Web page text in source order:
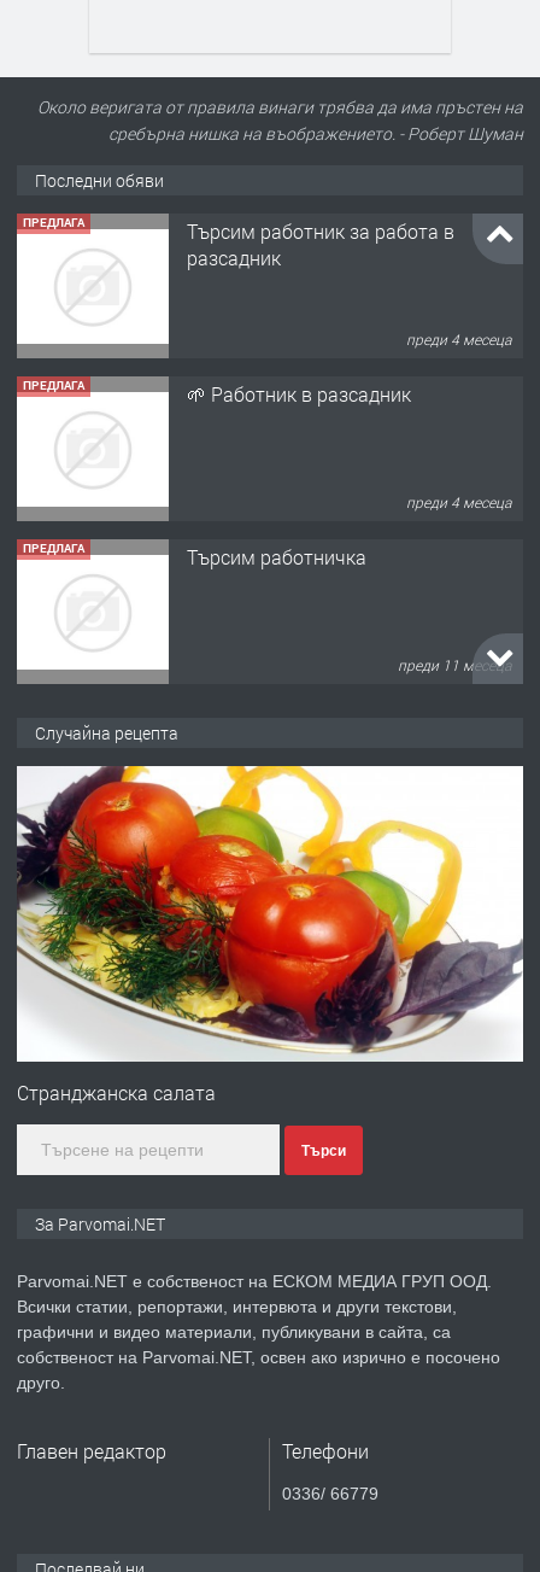
Около веригата от правила винаги трябва да има пръстен на
сребърна нишка на въображението. - Роберт Шуман
Последни обяви
ПРЕДЛАГА
Търсим работник за работа в
разсадник
преди 4 месеца
ПРЕДЛАГА 🌱 Работник в разсадник
преди 4 месеца
ПРЕДЛАГА Търсим работничка
преди 11 месеца
преди 1 година
ПРЕДЛАГА Работа за общи работници
преди 1 година
Първи поход "По стъпките на Ангел
преди 1 година
ПРЕДЛАГА Уроци по Математика
Случайна рецепта
Странджанска салата
Търси
За Parvomai.NET
Parvomai.NET е собственост на ЕСКОМ МЕДИА ГРУП ООД.
Всички статии, репортажи, интервюта и други текстови,
графични и видео материали, публикувани в сайта, са
собственост на Parvomai.NET, освен ако изрично е посочено
друго.
Главен редактор Телефони
0336/ 66779